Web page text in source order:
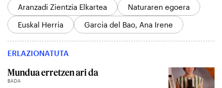
Aranzadi Zientzia Elkartea
Naturaren egoera
Euskal Herria
Garcia del Bao, Ana Irene
ERLAZIONATUTA
Mundua erretzen ari da
BADA